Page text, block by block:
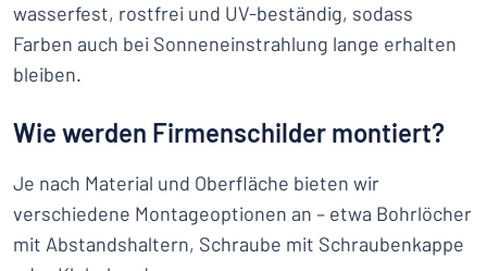
wasserfest, rostfrei und UV-beständig, sodass
Farben auch bei Sonneneinstrahlung lange erhalten
bleiben.
Wie werden Firmenschilder montiert?
Je nach Material und Oberfläche bieten wir
verschiedene Montageoptionen an – etwa Bohrlöcher
mit Abstandshaltern, Schraube mit Schraubenkappe